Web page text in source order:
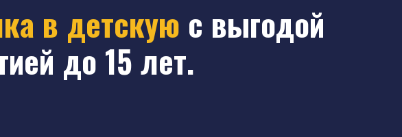
в детскую с выгодой
до 15 лет.